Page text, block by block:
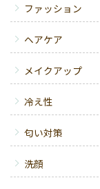
ファッション
ヘアケア
メイクアップ
冷え性
匂い対策
洗顔